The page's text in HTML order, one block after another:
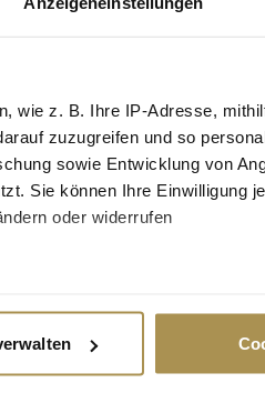
wie z. B. Ihre IP-Adresse,
zuzugreifen und so
sowie Entwicklung von
Sie können Ihre Einwilligung
oder widerrufen
werden, und legen Sie Ihre